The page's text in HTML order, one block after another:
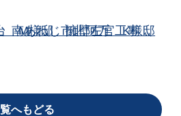
M様邸 擁壁左官工事
南あわじ市北阿万 K様邸
へもどる